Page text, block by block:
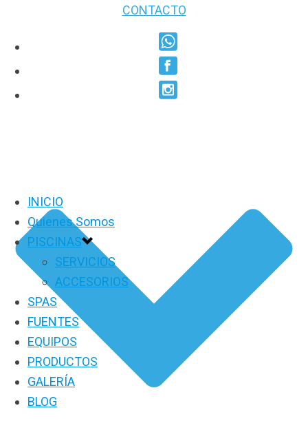
CONTACTO
INICIO
Quienes Somos
PISCINAS
SERVICIOS
ACCESORIOS
SPAS
FUENTES
EQUIPOS
PRODUCTOS
GALERÍA
BLOG